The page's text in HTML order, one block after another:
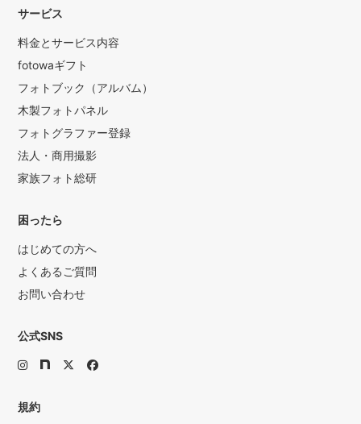
サービス
料金とサービス内容
fotowaギフト
フォトブック（アルバム）
木製フォトパネル
フォトグラファー登録
法人・商用撮影
家族フォト総研
困ったら
はじめての方へ
よくあるご質問
お問い合わせ
公式SNS
規約